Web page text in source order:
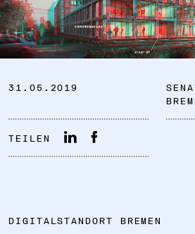
DATENSCHUTZ
31.05.2019
TEILEN
DIGITALSTANDORT BREMEN